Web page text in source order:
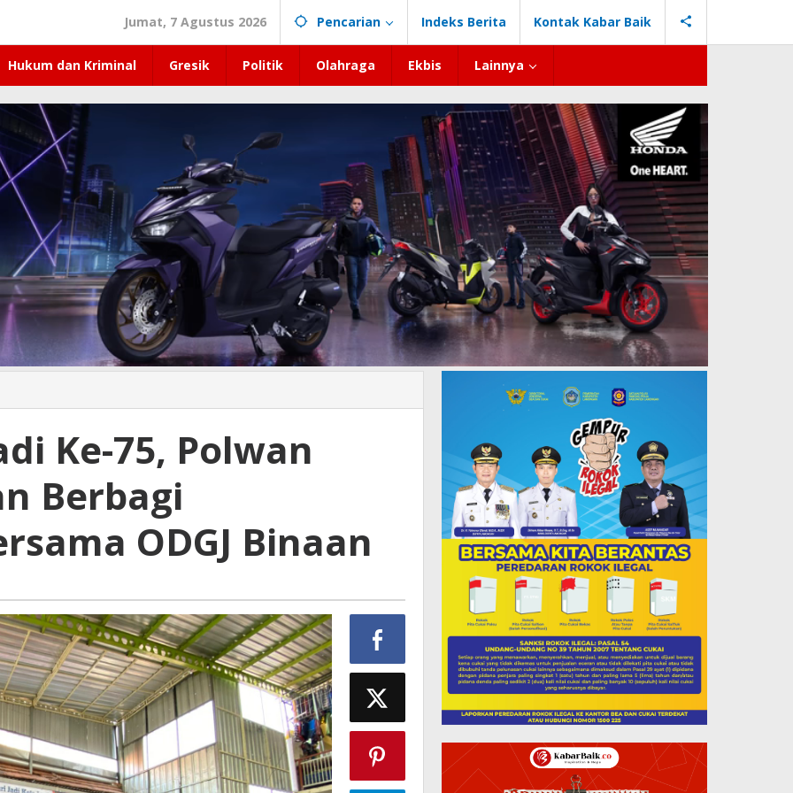
Jumat, 7 Agustus 2026 Pencarian Indeks Berita Kontak Kabar Baik
Hukum dan Kriminal Gresik Politik Olahraga Ekbis Lainnya
Ke-75, Polwan
Berbagi
ODGJ Binaan